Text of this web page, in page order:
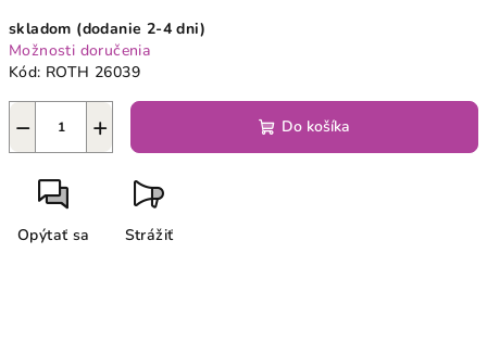
cena:
skladom (dodanie 2-4 dni)
Možnosti doručenia
Kód: ROTH 26039
+
− Do košíka
Opýtať sa Strážiť